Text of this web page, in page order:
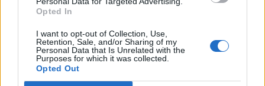
Opted In
I want to opt-out of Collection, Use,
Retention, Sale, and/or Sharing of my
Personal Data that Is Unrelated with the
Purposes for which it was collected.
Opted Out
nawet transfer doświadczonego Karola "virtuoso"
Wrześniewskiego, który w połowie czerwca zastąpił
Sebastiana "Showka" Geltza. Niedawno zespół
bezskutecznie walczył też o awans na Betclic Clash
Summer w Gdańsku, ale po porażkach z HEROIC
Academy i Valtrion odpadł już w fazie grupowej